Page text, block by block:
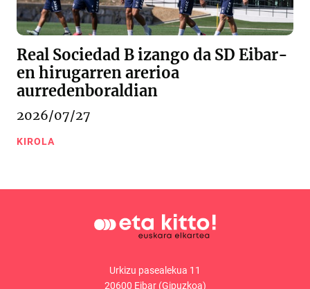
Real Sociedad B izango da SD Eibar-
en hirugarren arerioa
aurredenboraldian
2026/07/27
KIROLA
Urkizu pasealekua 11
20600 Eibar (Gipuzkoa)